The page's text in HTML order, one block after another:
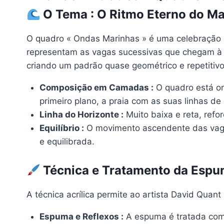
O Tema : O Ritmo Eterno do
O quadro « Ondas Marinhas » é uma
representam as vagas sucessivas que chegam
criando um padrão quase geométrico e
Composição em Camadas : O quadro está
primeiro plano, a praia com as suas linhas de
Linha do Horizonte : Muito baixa e reta,
Equilíbrio : O movimento ascendente das
e equilibrada.
Técnica e Tratamento da
A técnica acrílica permite ao artista David
Espuma e Reflexos : A espuma é tratada